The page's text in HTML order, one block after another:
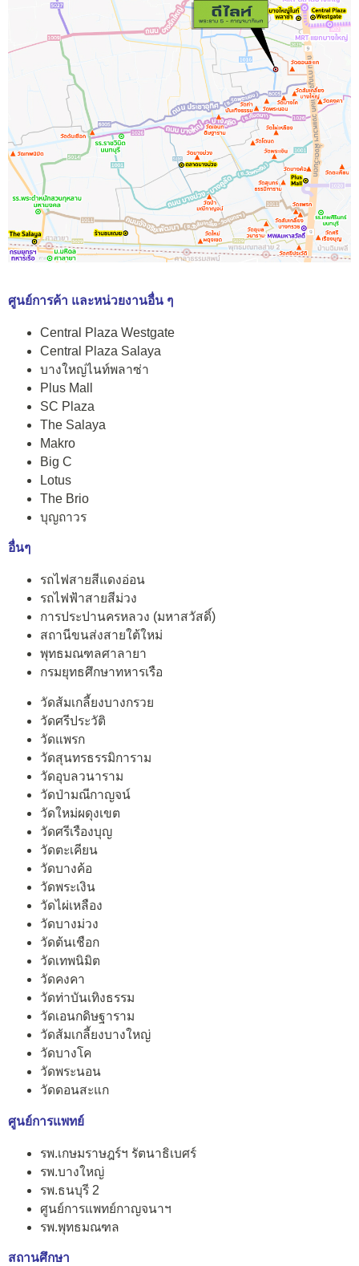
ศูนย์การค้า และหน่วยงานอื่น ๆ
Central Plaza Westgate
Central Plaza Salaya
บางใหญ่ไนท์พลาซ่า
Plus Mall
SC Plaza
The Salaya
Makro
Big C
Lotus
The Brio
บุญถาวร
อื่นๆ
รถไฟสายสีแดงอ่อน
รถไฟฟ้าสายสีม่วง
การประปานครหลวง (มหาสวัสดิ์)
สถานีขนส่งสายใต้ใหม่
พุทธมณฑลศาลายา
กรมยุทธศึกษาทหารเรือ
วัดส้มเกลี้ยงบางกรวย
วัดศรีประวัติ
วัดแพรก
วัดสุนทรธรรมิการาม
วัดอุบลวนาราม
วัดป่ามณีกาญจน์
วัดใหม่ผดุงเขต
วัดศรีเรืองบุญ
วัดตะเคียน
วัดบางค้อ
วัดพระเงิน
วัดไผ่เหลือง
วัดบางม่วง
วัดต้นเชือก
วัดเทพนิมิต
วัดคงคา
วัดท่าบันเทิงธรรม
วัดเอนกดิษฐาราม
วัดส้มเกลี้ยงบางใหญ่
วัดบางโค
วัดพระนอน
วัดดอนสะแก
ศูนย์การแพทย์
รพ.เกษมราษฎร์ฯ รัตนาธิเบศร์
รพ.บางใหญ่
รพ.ธนบุรี 2
ศูนย์การแพทย์กาญจนาฯ
รพ.พุทธมณฑล
สถานศึกษา